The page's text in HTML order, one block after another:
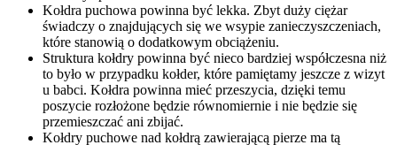
Kołdra puchowa powinna być lekka. Zbyt duży ciężar
świadczy o znajdujących się we wsypie zanieczyszczeniach,
które stanowią o dodatkowym obciążeniu.
Struktura kołdry powinna być nieco bardziej współczesna niż
to było w przypadku kołder, które pamiętamy jeszcze z wizyt
u babci. Kołdra powinna mieć przeszycia, dzięki temu
poszycie rozłożone będzie równomiernie i nie będzie się
przemieszczać ani zbijać.
Kołdry puchowe nad kołdrą zawierającą pierze ma tą